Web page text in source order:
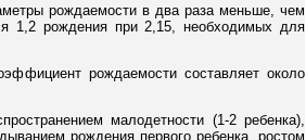
рождаемости в два раза меньше, чем
1,2 рождения при 2,15, необходимых для
рождаемости составляет около
малодетности (1-2 ребенка),
рождения первого ребенка, ростом